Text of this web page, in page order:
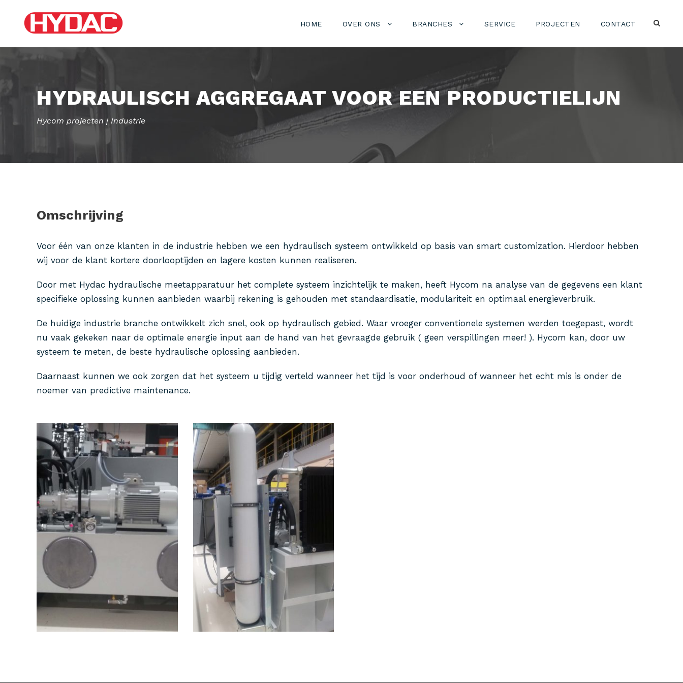
HOME OVER ONS BRANCHES SERVICE PROJECTEN CONTACT
HYDRAULISCH AGGREGAAT VOOR EEN PRODUCTIELIJN
Hycom projecten | Industrie
Omschrijving
Voor één van onze klanten in de industrie hebben we een hydraulisch systeem ontwikkeld op basis van smart customization. Hierdoor hebben
wij voor de klant kortere doorlooptijden en lagere kosten kunnen realiseren.
Door met Hydac hydraulische meetapparatuur het complete systeem inzichtelijk te maken, heeft Hycom na analyse van de gegevens een klant
specifieke oplossing kunnen aanbieden waarbij rekening is gehouden met standaardisatie, modulariteit en optimaal energieverbruik.
De huidige industrie branche ontwikkelt zich snel, ook op hydraulisch gebied. Waar vroeger conventionele systemen werden toegepast, wordt
nu vaak gekeken naar de optimale energie input aan de hand van het gevraagde gebruik ( geen verspillingen meer! ). Hycom kan, door uw
systeem te meten, de beste hydraulische oplossing aanbieden.
Daarnaast kunnen we ook zorgen dat het systeem u tijdig verteld wanneer het tijd is voor onderhoud of wanneer het echt mis is onder de
noemer van predictive maintenance.